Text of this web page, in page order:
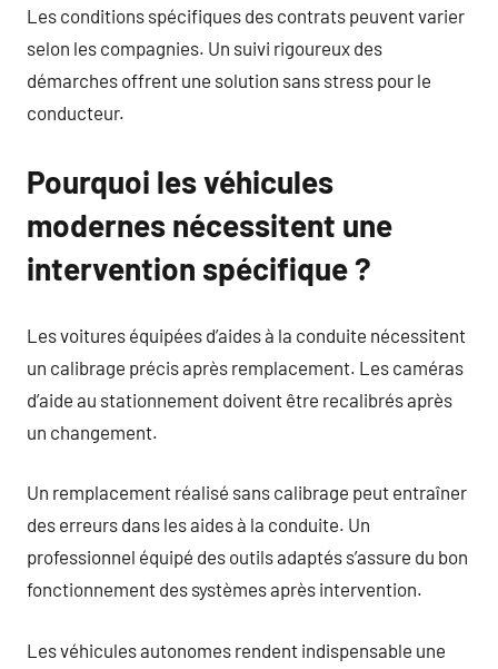
Les conditions spécifiques des contrats peuvent varier
selon les compagnies. Un suivi rigoureux des
démarches offrent une solution sans stress pour le
conducteur.
Pourquoi les véhicules
modernes nécessitent une
intervention spécifique ?
Les voitures équipées d’aides à la conduite nécessitent
un calibrage précis après remplacement. Les caméras
d’aide au stationnement doivent être recalibrés après
un changement.
Un remplacement réalisé sans calibrage peut entraîner
des erreurs dans les aides à la conduite. Un
professionnel équipé des outils adaptés s’assure du bon
fonctionnement des systèmes après intervention.
Les véhicules autonomes rendent indispensable une